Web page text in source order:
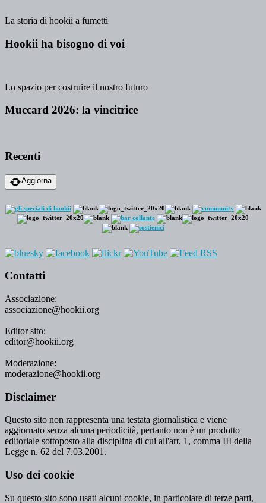
La storia di hookii a fumetti
Hookii ha bisogno di voi
Lo spazio per costruire il nostro futuro
Muccard 2026: la vincitrice
Recenti
Aggiorna
Contatti
Associazione:
associazione@hookii.org
Editor sito:
editor@hookii.org
Moderazione:
moderazione@hookii.org
Disclaimer
Questo sito non rappresenta una testata giornalistica e viene
aggiornato senza alcuna periodicità, pertanto non è un prodotto
editoriale sottoposto alla disciplina di cui all'art. 1, comma III della
Legge n. 62 del 7.03.2001.
Uso dei cookie
Su questo sito sono usati alcuni cookie, in particolare di terze parti,